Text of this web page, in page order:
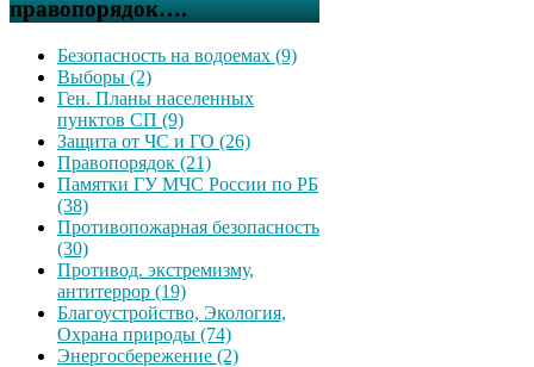
правопорядок….
Безопасность на водоемах (9)
Выборы (2)
Ген. Планы населенных
пунктов СП (9)
Защита от ЧС и ГО (26)
Правопорядок (21)
Памятки ГУ МЧС России по РБ
(38)
Противопожарная безопасность
(30)
Противод. экстремизму,
антитеррор (19)
Благоустройство, Экология,
Охрана природы (74)
Энергосбережение (2)